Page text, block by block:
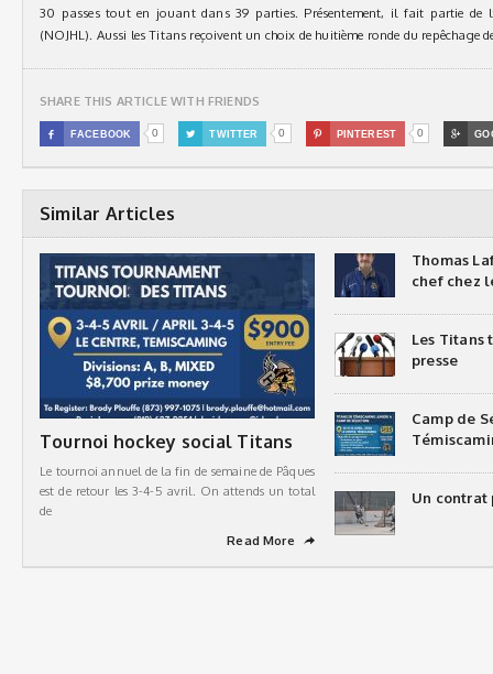
30 passes tout en jouant dans 39 parties. Présentement, il fait partie de
(NOJHL). Aussi les Titans reçoivent un choix de huitième ronde du repêchage
SHARE THIS ARTICLE WITH FRIENDS
 FACEBOOK 0  TWITTER 0  PINTEREST 0 
Similar Articles
Tournoi hockey social Titans
Le tournoi annuel de la fin de semaine de Pâques
est de retour les 3-4-5 avril. On attends un total
de
Read More
➦
Thomas
chef chez
Les Titans
presse
Camp de
Un contrat